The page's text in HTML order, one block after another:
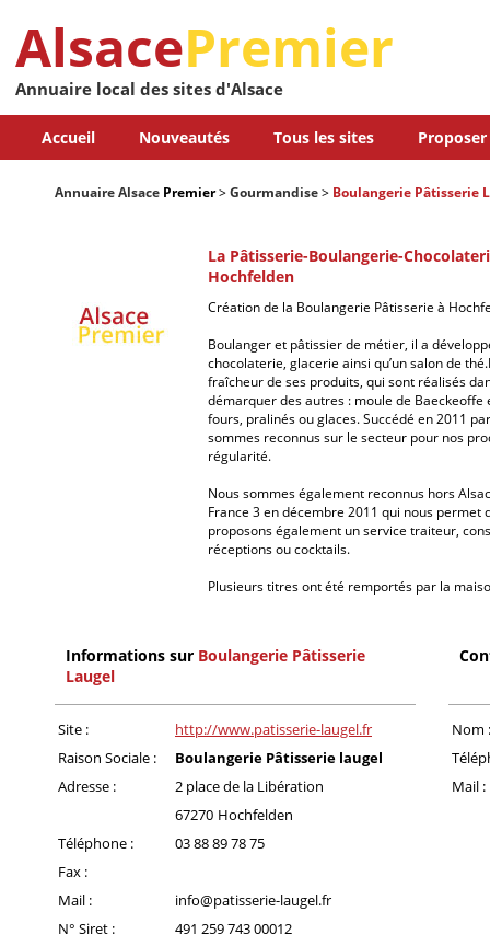
AlsacePremier
Annuaire local des sites d'Alsace
Accueil Nouveautés Tous les sites
Annuaire Alsace Premier>Gourmandise> Boulangerie Pâtisserie
La Pâtisserie-Boulangerie-
Hochfelden
Création de la Boulangerie Pâtisserie à
Boulanger et pâtissier de métier, il a
chocolaterie, glacerie ainsi qu’un salon de
fraîcheur de ses produits, qui sont réalisés
démarquer des autres : moule de
fours, pralinés ou glaces. Succédé en 2011
sommes reconnus sur le secteur pour nos
régularité.
Nous sommes également reconnus hors
France 3 en décembre 2011 qui nous
proposons également un service traiteur,
réceptions ou cocktails.
Plusieurs titres ont été remportés par la
Informations sur Boulangerie Pâtisserie
Laugel
Site :
http://www.patisserie-laugel.fr
Raison Sociale :
Boulangerie Pâtisserie laugel
Adresse :
2 place de la Libération
67270 Hochfelden
Téléphone :
03 88 89 78 75
Fax :
Mail :
info@patisserie-laugel.fr
N° Siret :
491 259 743 00012
Nom :
Mail :